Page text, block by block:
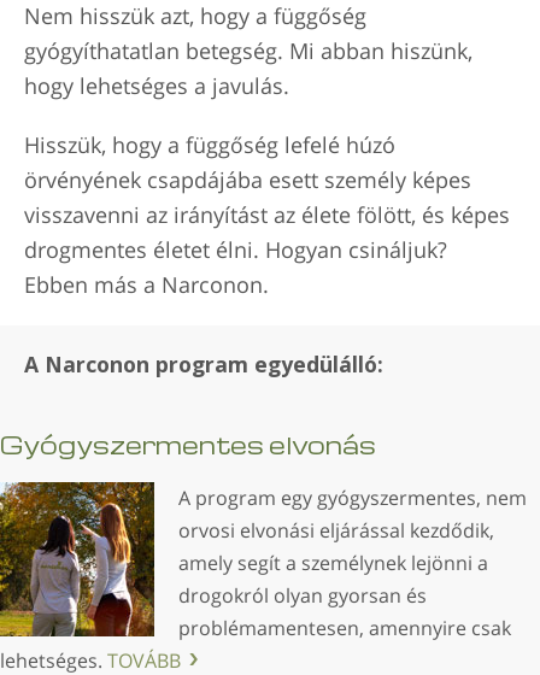
Nem hisszük azt, hogy a függőség
gyógyíthatatlan betegség. Mi abban hiszünk,
hogy lehetséges a javulás.
Hisszük, hogy a függőség lefelé húzó
örvényének csapdájába esett személy képes
visszavenni az irányítást az élete fölött, és képes
drogmentes életet élni. Hogyan csináljuk?
Ebben más a Narconon.
A Narconon program egyedülálló:
Gyógyszermentes elvonás
A program egy gyógyszermentes, nem
orvosi elvonási eljárással kezdődik,
amely segít a személynek lejönni a
drogokról olyan gyorsan és
problémamentesen, amennyire csak
lehetséges. TOVÁBB